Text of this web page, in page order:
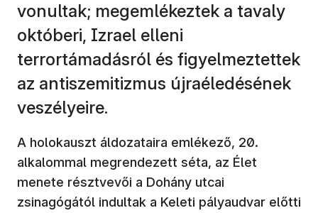
vonultak; megemlékeztek a tavaly
októberi, Izrael elleni
terrortámadásról és figyelmeztettek
az antiszemitizmus újraéledésének
veszélyeire.
A holokauszt áldozataira emlékező, 20.
alkalommal megrendezett séta, az Élet
menete résztvevői a Dohány utcai
zsinagógától indultak a Keleti pályaudvar előtti